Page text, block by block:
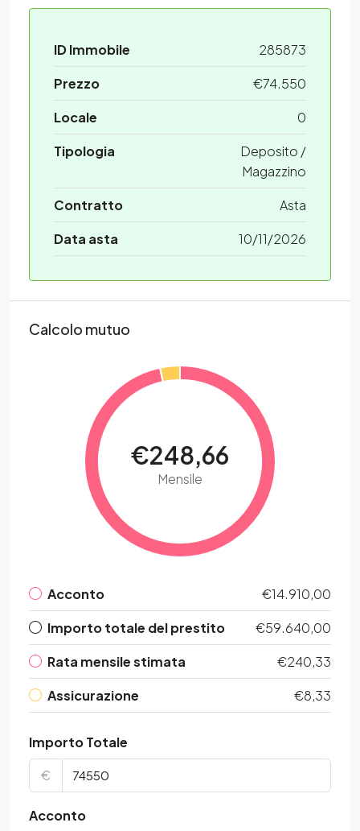
ID Immobile
285873
Prezzo
€74.550
Locale
0
Tipologia
Deposito /
Magazzino
Contratto
Asta
Data asta
10/11/2026
Calcolo mutuo
€248,66
Mensile
Acconto
€14.910,00
Importo totale del prestito
€59.640,00
Rata mensile stimata
€240,33
Assicurazione
€8,33
Importo Totale
€
Acconto